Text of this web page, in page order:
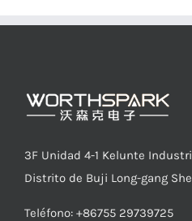
3F Unidad 4-1 Kelunte
Distrito de Buji Long-gang
Teléfono: +86755 29739725